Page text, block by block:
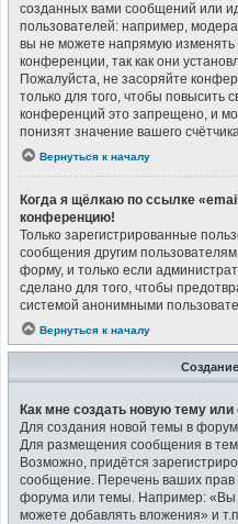
созданных вами сообщений или
пользователей: например,
вы не можете напрямую
конференции, так как они
Пожалуйста, не засоряйте
только для того, чтобы повысить
конференций это запрещено, и
понизят значение вашего
Вернуться к началу
Когда я щёлкаю по ссылке
конференцию!
Только зарегистрированные
сообщения другим
форму, и только если
сделано для того, чтобы
системой анонимными
Вернуться к началу
Как мне создать новую тему
Для создания новой темы в
Для размещения сообщения в
Возможно, придётся
сообщение. Перечень ваших прав
форума или темы. Например:
можете добавлять вложения» и т.п.